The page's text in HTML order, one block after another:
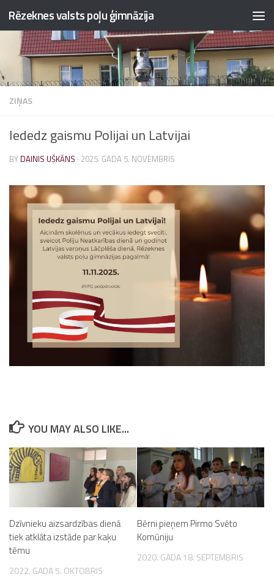
Skip to content
Rēzeknes valsts poļu ģimnāzija
ZIŅAS
Iededz gaismu Polijai un Latvijai
BY DAINIS UŠKĀNS · 2025. GADA 5. NOVEMBRIS
YOU MAY ALSO LIKE...
Dzīvnieku aizsardzības dienā
tiek atklāta izstāde par kaķu
tēmu
2022. GADA 5. OKTOBRIS
Bērni pieņem Pirmo Svēto
Komūniju
2020. GADA 18. SEPTEMBRIS